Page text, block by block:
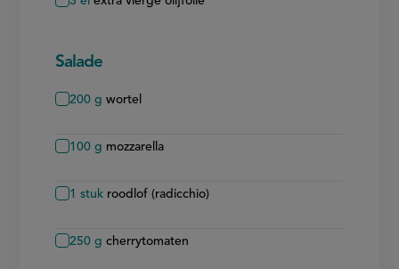
Salade
200 g wortel
100 g mozzarella
1 stuk roodlof (radicchio)
250 g cherrytomaten